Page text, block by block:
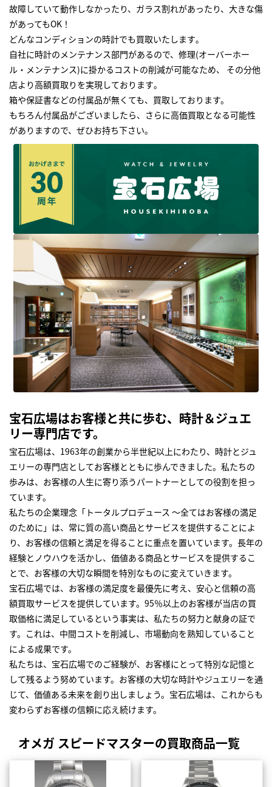
故障していて動作しなかったり、ガラス割れがあったり、大きな傷
があってもOK！
どんなコンディションの時計でも買取いたします｡
自社に時計のメンテナンス部門があるので、修理(オーバーホー
ル・メンテナンス)に掛かるコストの削減が可能なため、 その分他
店より高額買取りを実現しております｡
箱や保証書などの付属品が無くても、買取しております。
もちろん付属品がございましたら、さらに高価買取となる可能性
がありますので、ぜひお持ち下さい｡
宝石広場はお客様と共に歩む、時計＆ジュエ
リー専門店です。
宝石広場は、1963年の創業から半世紀以上にわたり、時計とジュ
エリーの専門店としてお客様とともに歩んできました。私たちの
歩みは、お客様の人生に寄り添うパートナーとしての役割を担っ
ています。
私たちの企業理念「トータルプロデュース ～全てはお客様の満足
のために」は、常に質の高い商品とサービスを提供することによ
り、お客様の信頼と満足を得ることに重点を置いています。長年の
経験とノウハウを活かし、価値ある商品とサービスを提供するこ
とで、お客様の大切な瞬間を特別なものに変えていきます。
宝石広場では、お客様の満足度を最優先に考え、安心と信頼の高
額買取サービスを提供しています。95％以上のお客様が当店の買
取価格に満足しているという事実は、私たちの努力と献身の証で
す。これは、中間コストを削減し、市場動向を熟知していること
による成果です。
私たちは、宝石広場でのご経験が、お客様にとって特別な記憶と
して残るよう努めています。お客様の大切な時計やジュエリーを通
じて、価値ある未来を創り出しましょう。宝石広場は、これからも
変わらずお客様の信頼に応え続けます。
オメガ スピードマスターの買取商品一覧